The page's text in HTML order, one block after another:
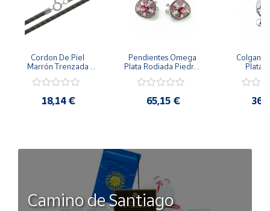
Cordon De Piel
Marrón Trenzada
Plata De 45Cm
18,14 €
Pendientes Omega
Plata Rodiada Piedras
65,15 €
Plata
Camino de Santiago